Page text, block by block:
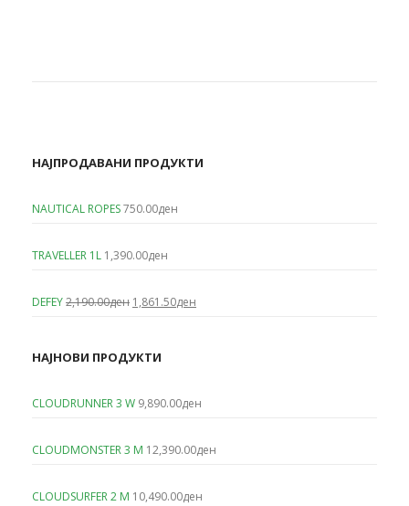
НАЈПРОДАВАНИ ПРОДУКТИ
NAUTICAL ROPES750.00ден
TRAVELLER 1L 1,390.00ден
DEFEY2,190.00ден Original
2,190.00ден.
1,861.50ден
НАЈНОВИ ПРОДУКТИ
CLOUDRUNNER 3 W 9,890.00ден
CLOUDMONSTER 3 M 12,390.00ден
CLOUDSURFER 2 M 10,490.00ден